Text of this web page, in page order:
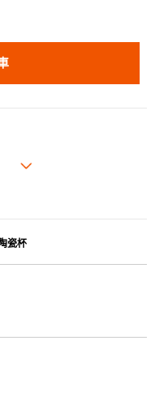
，耐熱程度高達260℃。
易脫落，清洗方便。
瓷杯